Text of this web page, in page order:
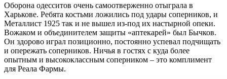
Оборона одесситов очень самоотверженно отыграла в
Харькове. Ребята костьми ложились под удары соперников, и
Металлист 1925 так и не вышел из-под их настырной опеки.
Вожаком и объединителем защиты «аптекарей» был Бычков.
Он здорово играл позиционно, постоянно успевал подчищать
и опережать соперников. Ничья в гостях с куда более
опытным и высококлассным соперником – это комплимент
для Реала Фармы.